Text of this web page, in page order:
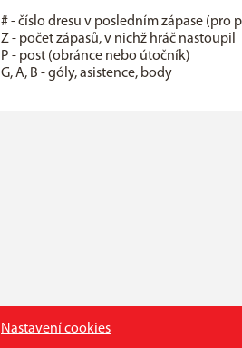
# - číslo dresu v posledním zápase (pro
Z - počet zápasů, v nichž hráč nastoupil
P - post (obránce nebo útočník)
G, A, B - góly, asistence, body
Nastavení cookies